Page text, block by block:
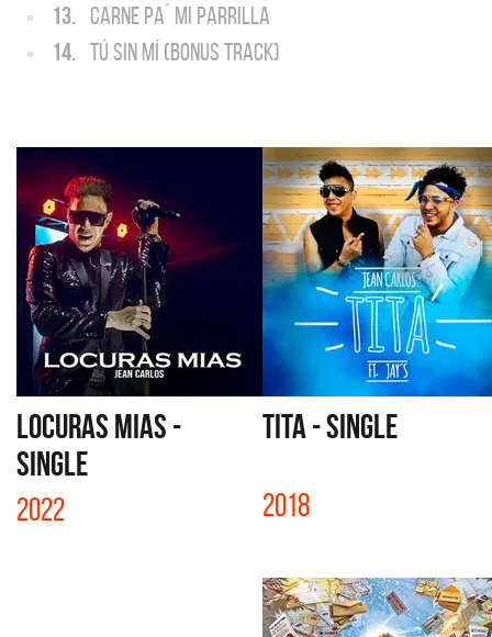
13. CARNE PA´ MI PARRILLA
14. TÚ SIN MÍ (BONUS TRACK)
LOCURAS MIAS -
SINGLE
2022
TITA - SINGLE
2018